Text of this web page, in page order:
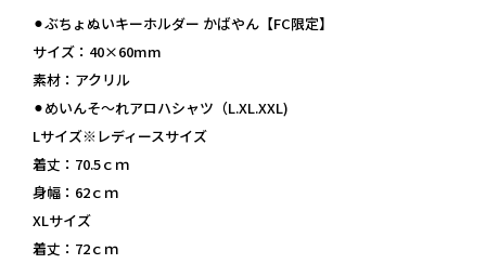
⚫︎ぶちょぬいキーホルダー かばやん【FC限定】
サイズ：40×60mm
素材：アクリル
⚫︎めいんそ〜れアロハシャツ（L.XL.XXL)
Lサイズ※レディースサイズ
着丈：70.5ｃｍ
身幅：62ｃｍ
XLサイズ
着丈：72ｃｍ